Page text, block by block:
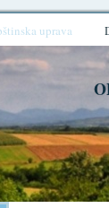
uprava